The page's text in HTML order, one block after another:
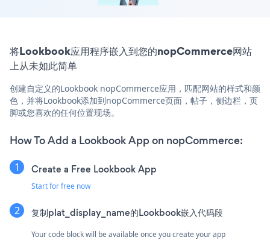
将Lookbook应用程序嵌入到您的nopCommerce网站
上从未如此简单
创建自定义的Lookbook nopCommerce应用，匹配网站的样式和颜
色，并将Lookbook添加到nopCommerce页面，帖子，侧边栏，页
脚或您喜欢的任何位置现场。
How To Add a Lookbook App on nopCommerce:
Create a Free Lookbook App
Start for free now
复制plat_display_name的Lookbook嵌入代码段
Your code block will be available once you create your app